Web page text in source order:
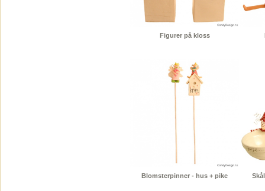
Figurer på kloss
Blomsterpinner - hus + pike